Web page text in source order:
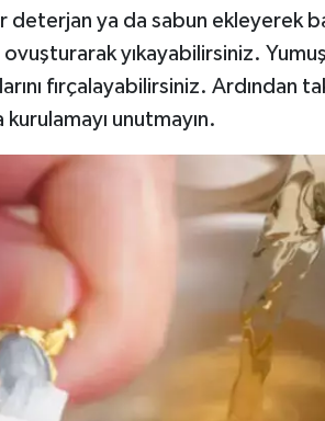
ya da sabun ekleyerek
yıkayabilirsiniz.
fırçalayabilirsiniz. Ardından
unutmayın.